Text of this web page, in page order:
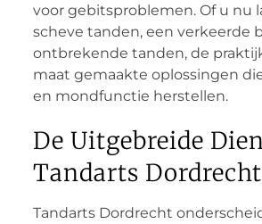
voor gebitsproblemen. Of u nu
scheve tanden, een verkeerde
ontbrekende tanden, de
maat gemaakte oplossingen
en mondfunctie herstellen.
De Uitgebreide
Tandarts Dordrecht
Tandarts Dordrecht